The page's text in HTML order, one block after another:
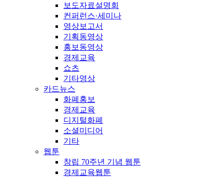
보도자료설명회
컨퍼런스·세미나
영상보고서
기획동영상
홍보동영상
경제교육
쇼츠
기타영상
카드뉴스
화폐홍보
경제교육
디지털화폐
소셜미디어
기타
웹툰
창립 70주년 기념 웹툰
경제교육웹툰